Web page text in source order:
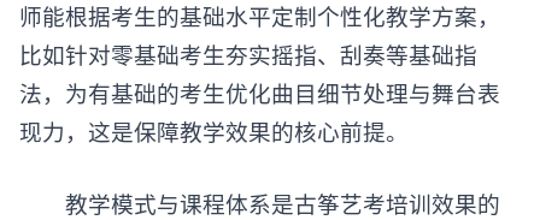
师能根据考生的基础水平定制个性化教学方案，
比如针对零基础考生夯实摇指、刮奏等基础指
法，为有基础的考生优化曲目细节处理与舞台表
现力，这是保障教学效果的核心前提。
教学模式与课程体系是古筝艺考培训效果的